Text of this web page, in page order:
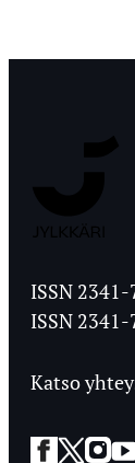
ISSN
ISSN
Katso
Facebook